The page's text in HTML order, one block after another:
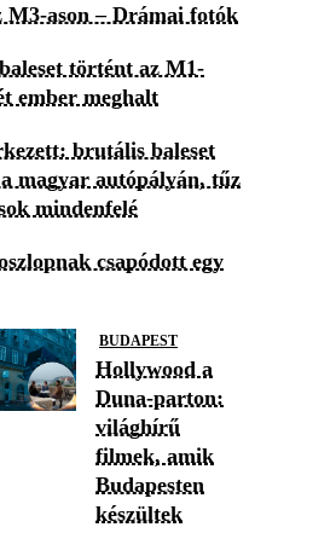
M3-ason – Drámai fotók
történt az M1-
ember meghalt
brutális baleset
magyar autópályán, tűz
mindenfelé
csapódott egy
BUDAPEST
Hollywood a
Duna-parton:
világhírű
filmek, amik
Budapesten
készültek